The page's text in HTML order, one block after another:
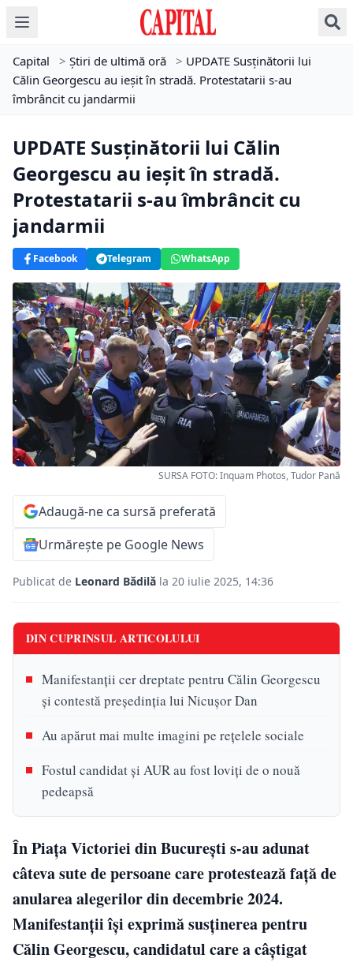
Capital > Știri de ultimă oră > UPDATE Susținătorii lui
Călin Georgescu au ieșit în stradă. Protestatarii s-au
îmbrâncit cu jandarmii
UPDATE Susținătorii lui Călin
Georgescu au ieșit în stradă.
Protestatarii s-au îmbrâncit cu
jandarmii
Facebook Telegram WhatsApp
SURSA FOTO: Inquam Photos, Tudor Pană
Adaugă-ne ca sursă preferată
Urmărește pe Google News
Publicat de Leonard Bădilă la 20 iulie 2025, 14:36
DIN CUPRINSUL ARTICOLULUI
Manifestanții cer dreptate pentru Călin Georgescu
și contestă președinția lui Nicușor Dan
Au apărut mai multe imagini pe rețelele sociale
Fostul candidat și AUR au fost loviți de o nouă
pedeapsă
În Piața Victoriei din București s-au adunat
câteva sute de persoane care protestează față de
anularea alegerilor din decembrie 2024.
Manifestanții își exprimă susținerea pentru
Călin Georgescu, candidatul care a câștigat